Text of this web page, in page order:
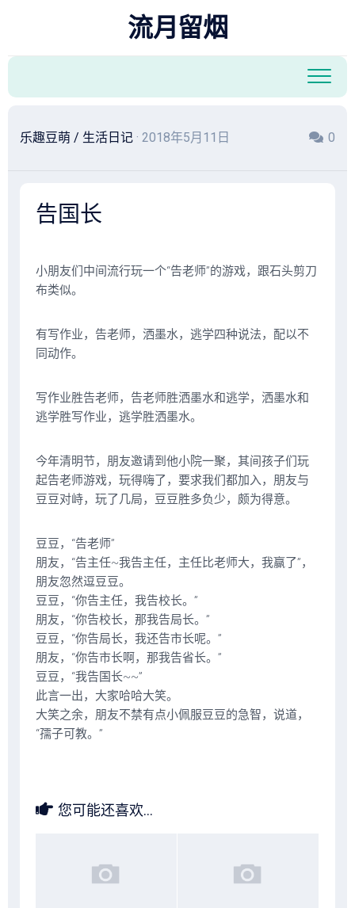
容
流月留烟
乐趣豆萌 / 生活日记 · 2018年5月11日 0
告国长
小朋友们中间流行玩一个“告老师”的游戏，跟石头剪刀
布类似。
有写作业，告老师，洒墨水，逃学四种说法，配以不
同动作。
写作业胜告老师，告老师胜洒墨水和逃学，洒墨水和
逃学胜写作业，逃学胜洒墨水。
今年清明节，朋友邀请到他小院一聚，其间孩子们玩
起告老师游戏，玩得嗨了，要求我们都加入，朋友与
豆豆对峙，玩了几局，豆豆胜多负少，颇为得意。
豆豆，“告老师”
朋友，“告主任~我告主任，主任比老师大，我赢了”，
朋友忽然逗豆豆。
豆豆，“你告主任，我告校长。”
朋友，“你告校长，那我告局长。”
豆豆，“你告局长，我还告市长呢。”
朋友，“你告市长啊，那我告省长。”
豆豆，“我告国长~~”
此言一出，大家哈哈大笑。
大笑之余，朋友不禁有点小佩服豆豆的急智，说道，
“孺子可教。”
您可能还喜欢...